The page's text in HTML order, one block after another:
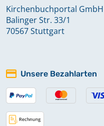
Kirchenbuchportal GmbH
Balinger Str. 33/1
70567 Stuttgart
Unsere Bezahlarten